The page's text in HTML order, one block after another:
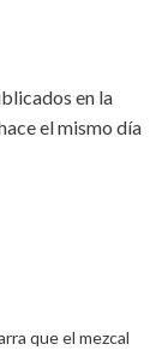
en la
el mismo día
que el mezcal